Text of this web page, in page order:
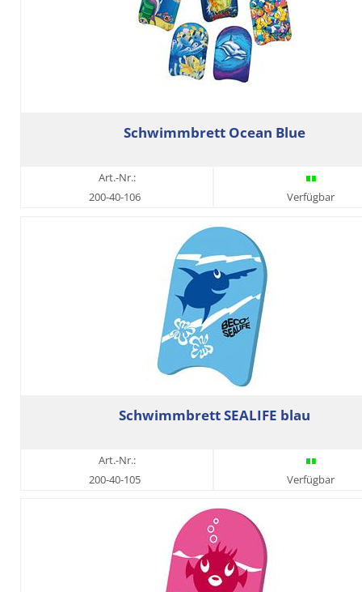
Schwimmbrett Ocean Blue
Art.-Nr.:
200-40-106
Verfügbar
Schwimmbrett SEALIFE blau
Art.-Nr.:
200-40-105
Verfügbar